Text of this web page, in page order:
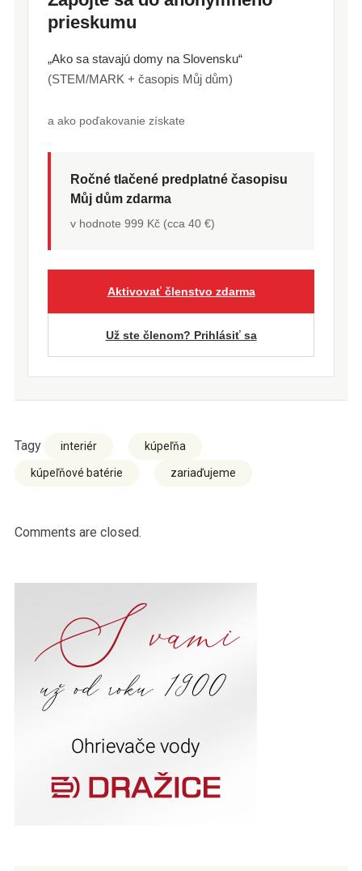
prieskumu
„Ako sa stavajú domy na Slovensku“
(STEM/MARK + časopis Můj dům)
a ako poďakovanie získate
Ročné tlačené predplatné časopisu
Můj dům zdarma
v hodnote 999 Kč (cca 40 €)
Aktivovať členstvo zdarma
Už ste členom? Prihlásiť sa
Tagy interiér kúpeľňa
kúpeľňové batérie zariaďujeme
Comments are closed.